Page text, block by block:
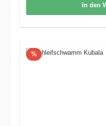
In den
%Rabatt